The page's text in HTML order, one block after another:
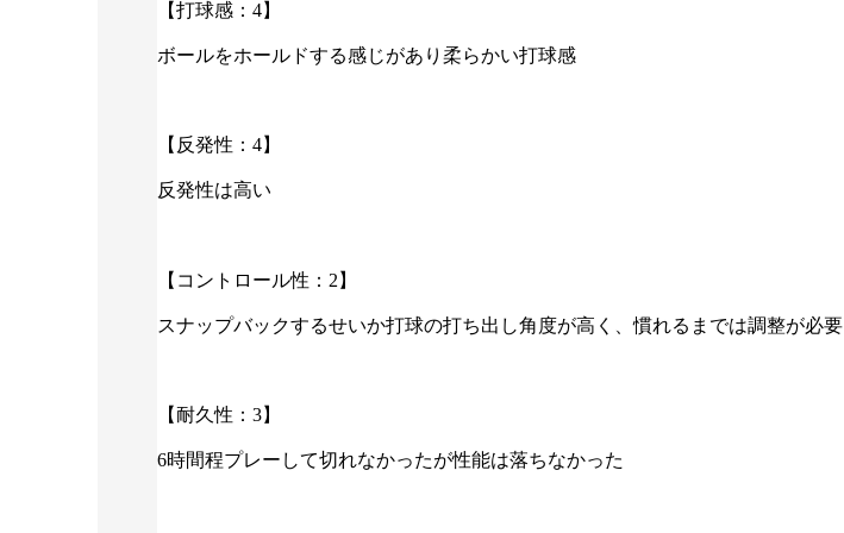
【打球感：4】
ボールをホールドする感じがあり柔らかい打球感
【反発性：4】
反発性は高い
【コントロール性：2】
スナップバックするせいか打球の打ち出し角度が高く、慣れるまでは調整が必要
【耐久性：3】
6時間程プレーして切れなかったが性能は落ちなかった